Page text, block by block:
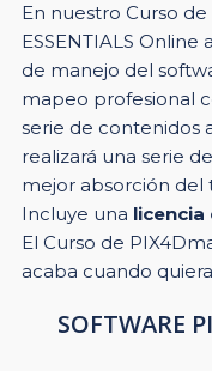
En nuestro Curso
ESSENTIALS
de manejo del
mapeo profesional
serie de contenidos
realizará una serie
mejor absorción del
Incluye una licencia
El Curso de
acaba cuando
SOFTWARE